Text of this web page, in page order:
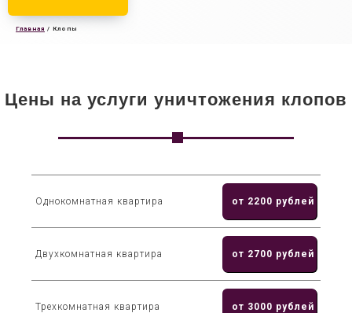
Главная / Клопы
Цены на услуги уничтожения клопов
Однокомнатная квартира от 2200 рублей
Двухкомнатная квартира от 2700 рублей
Трехкомнатная квартира от 3000 рублей